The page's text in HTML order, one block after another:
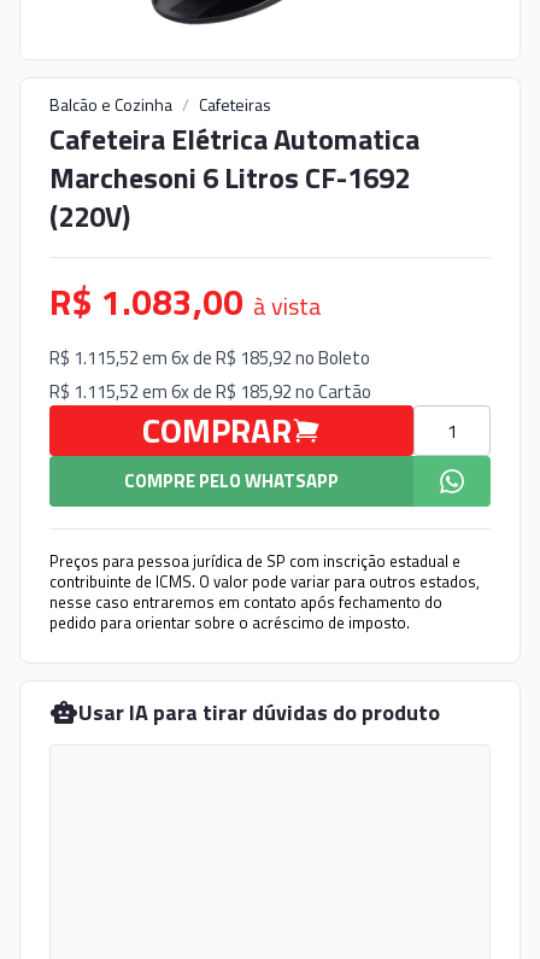
Balcão e Cozinha / Cafeteiras
Cafeteira Elétrica Automatica
Marchesoni 6 Litros CF-1692
(220V)
R$ 1.083,00 à vista
R$ 1.115,52 em 6x de R$ 185,92 noBoleto
R$ 1.115,52 em 6x de R$ 185,92 noCartão
COMPRAR
Quantidade
COMPRE PELO WHATSAPP
Preços para pessoa jurídica de SP com inscrição estadual e
contribuinte de ICMS. O valor pode variar para outros estados,
nesse caso entraremos em contato após fechamento do
pedido para orientar sobre o acréscimo de imposto.
Usar IA para tirar dúvidas do produto